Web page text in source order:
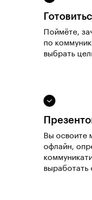
Поймёте,
по
выбрать
Вы освоите
офлайн,
выработать